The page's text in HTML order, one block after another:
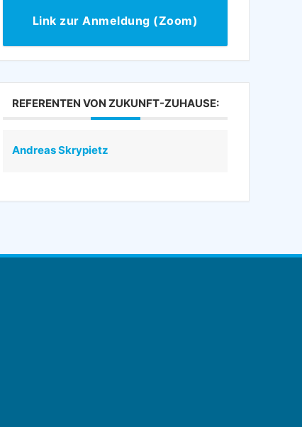
Link zur Anmeldung (Zoom)
REFERENTEN VON ZUKUNFT-ZUHAUSE:
Andreas Skrypietz